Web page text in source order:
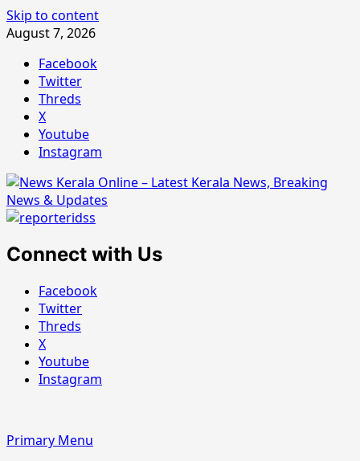
Skip to content
August 7, 2026
Facebook
Twitter
Threds
X
Youtube
Instagram
Connect with Us
Facebook
Twitter
Threds
X
Youtube
Instagram
Primary Menu